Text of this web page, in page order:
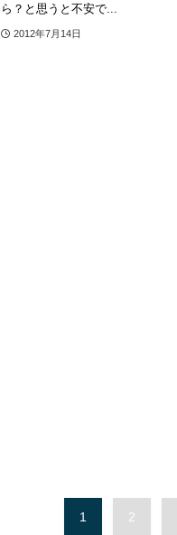
ら？と思うと不安で...
2012年7月14日
1 2